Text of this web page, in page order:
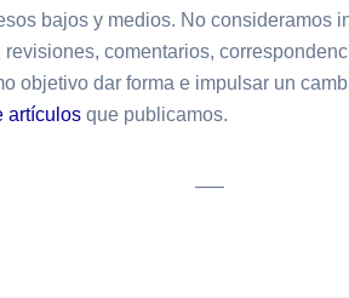
bajos y medios. No
comentarios,
objetivo dar forma e impulsar un
artículos que publicamos.